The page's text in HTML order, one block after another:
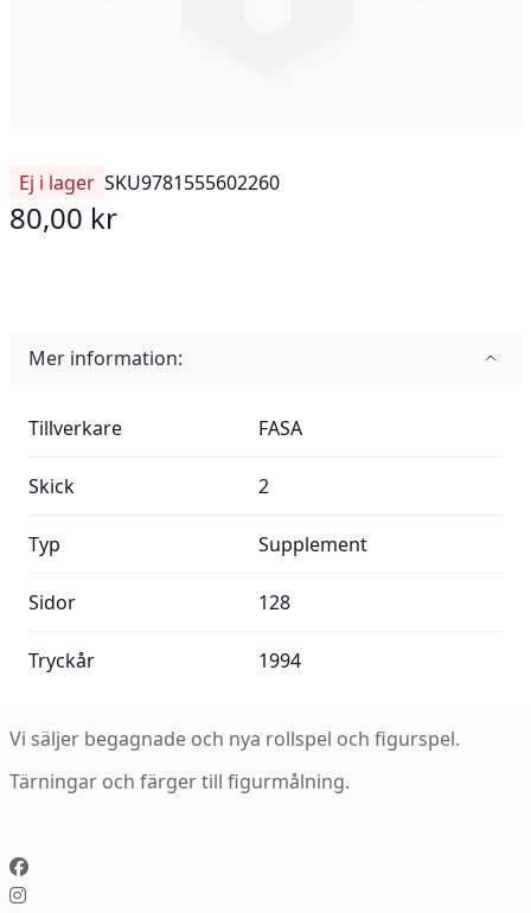
Ej i lager SKU9781555602260
80,00 kr
Mer information:
Tillverkare FASA
Skick 2
Typ Supplement
Sidor 128
Tryckår 1994
Vi säljer begagnade och nya rollspel och figurspel.
Tärningar och färger till figurmålning.